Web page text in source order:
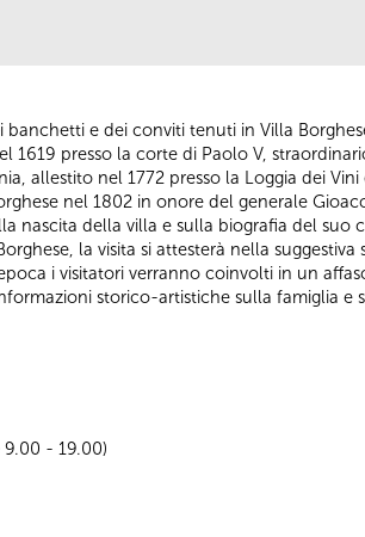
e dei conviti tenuti in Villa
1619 presso la corte di Paolo V,
allestito nel 1772 presso la Loggia dei
nel 1802 in onore del generale
nascita della villa e sulla biografia del suo
la visita si attesterà nella
i visitatori verranno coinvolti in un
storico-artistiche sulla famiglia e
- 19.00)